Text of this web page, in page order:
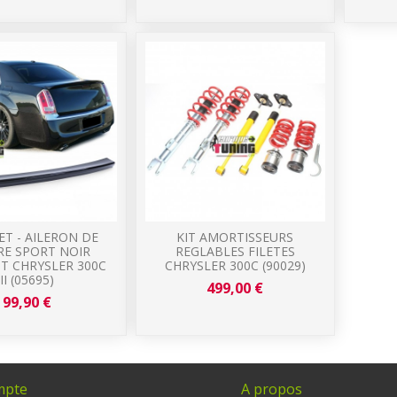
- AILERON DE
SPORT NOIR
CHRYSLER 300C
II (05695)
99,90 €
KIT AMORTISSEURS
REGLABLES FILETES
CHRYSLER 300C (90029)
499,00 €
A propos